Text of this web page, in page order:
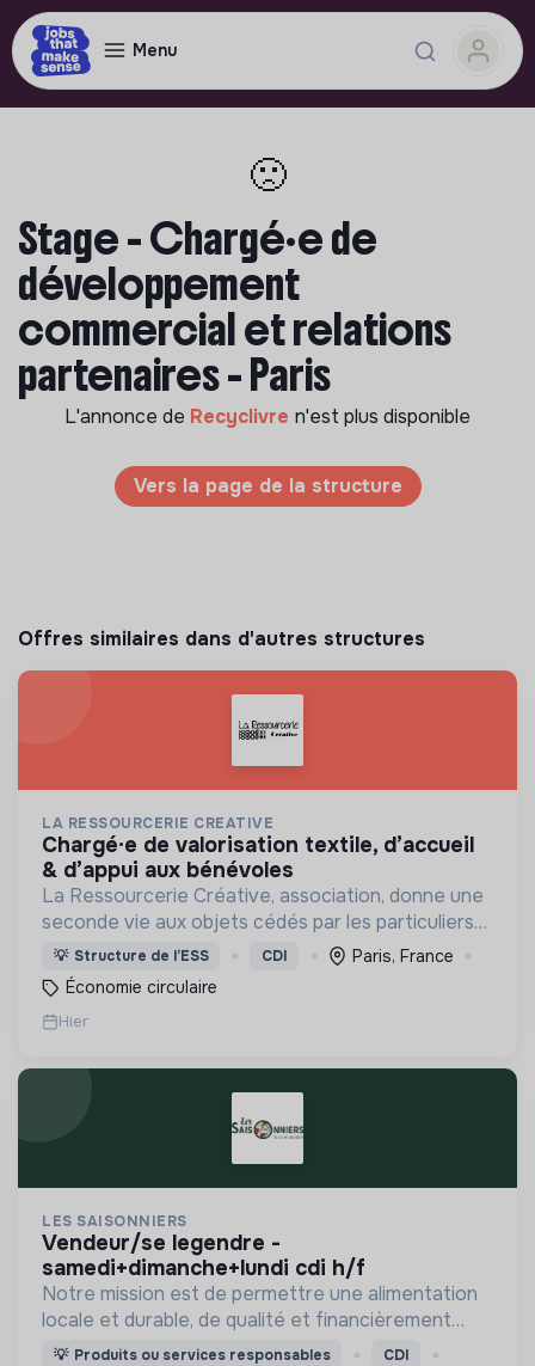
Menu
🙁
Stage - Chargé·e de
développement
commercial et relations
partenaires - Paris
L'annonce de Recyclivre n'est plus disponible
Vers la page de la structure
Offres similaires dans d'autres structures
LA RESSOURCERIE CREATIVE
chargé·e de valorisation textile, d’accueil
& d’appui aux bénévoles
La Ressourcerie Créative, association, donne une
seconde vie aux objets cédés par les particuliers
et collectés en entreprise. Elle participe ainsi à un
autre mode de consommation plus respectueux.
💡 Structure de l’ESS CDI
Paris, France
Économie circulaire
Hier
LES SAISONNIERS
vendeur/se legendre -
samedi+dimanche+lundi cdi h/f
Notre mission est de permettre une alimentation
locale et durable, de qualité et financièrement
abordable.
💡 Produits ou services responsables CDI